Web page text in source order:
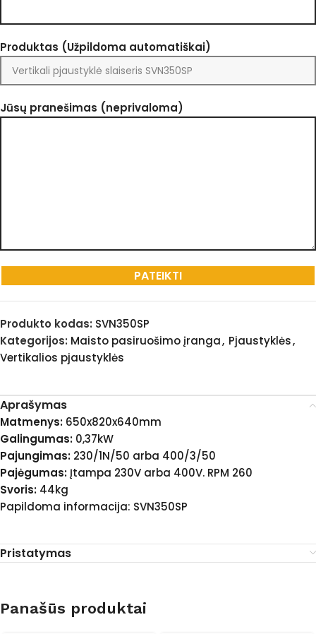
Produktas (Užpildoma automatiškai)
Jūsų pranešimas (neprivaloma)
Produkto kodas: SVN350SP
Kategorijos: Maisto pasiruošimo įranga, Pjaustyklės,
Vertikalios pjaustyklės
Aprašymas
Matmenys: 650x820x640mm
Galingumas: 0,37kW
Pajungimas: 230/1N/50 arba 400/3/50
Pajėgumas: Įtampa 230V arba 400V. RPM 260
Svoris: 44kg
Papildoma informacija: SVN350SP
Pristatymas
Panašūs produktai